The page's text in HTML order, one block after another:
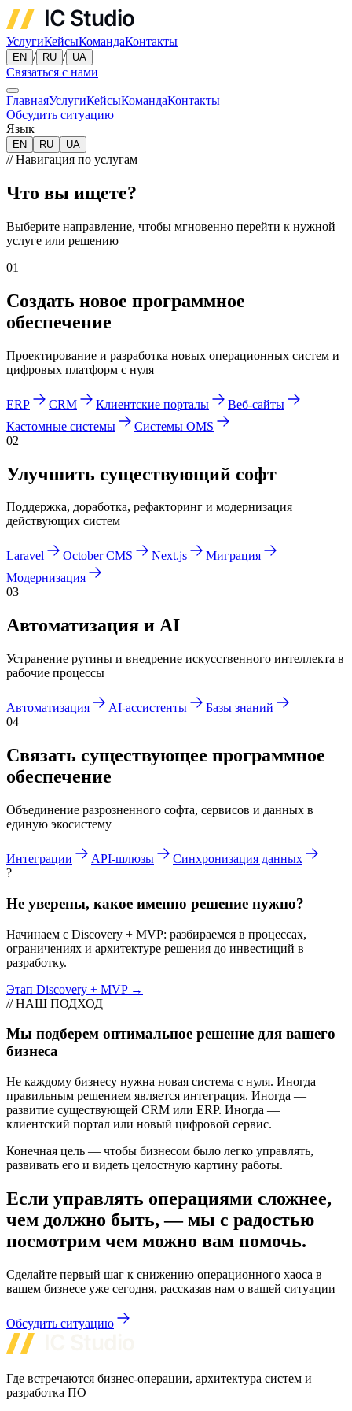
УслугиКейсыКомандаКонтакты
EN / RU / UA
Связаться с нами
ГлавнаяУслугиКейсыКомандаКонтакты
Обсудить ситуацию
Язык
EN RU UA
//Навигация по услугам
Что вы ищете?
Выберите направление, чтобы мгновенно перейти к нужной
услуге или решению
01
Создать новое программное
обеспечение
Проектирование и разработка новых операционных систем и
цифровых платформ с нуля
ERP CRM Клиентские порталы
Веб-сайты
Кастомные системы
Системы OMS
02
Улучшить существующий софт
Поддержка, доработка, рефакторинг и модернизация
действующих систем
Laravel October CMS Next.js
Миграция
Модернизация
03
Автоматизация и AI
Устранение рутины и внедрение искусственного интеллекта в
рабочие процессы
Автоматизация AI-ассистенты
Базы знаний
04
Связать существующее программное
обеспечение
Объединение разрозненного софта, сервисов и данных в
единую экосистему
Интеграции API-шлюзы
Синхронизация данных
?
Не уверены, какое именно решение нужно?
Начинаем с Discovery + MVP: разбираемся в процессах,
ограничениях и архитектуре решения до инвестиций в
разработку.
Этап Discovery + MVP →
// НАШ ПОДХОД
Мы подберем оптимальное решение для вашего
бизнеса
Не каждому бизнесу нужна новая система с нуля. Иногда
правильным решением является интеграция. Иногда —
развитие существующей CRM или ERP. Иногда —
клиентский портал или новый цифровой сервис.
Конечная цель — чтобы бизнесом было легко управлять,
развивать его и видеть целостную картину работы.
Если управлять операциями сложнее,
чем должно быть, — мы с радостью
посмотрим чем можно вам помочь.
Сделайте первый шаг к снижению операционного хаоса в
вашем бизнесе уже сегодня, рассказав нам о вашей ситуации
Обсудить ситуацию
Где встречаются бизнес-операции, архитектура систем и
разработка ПО